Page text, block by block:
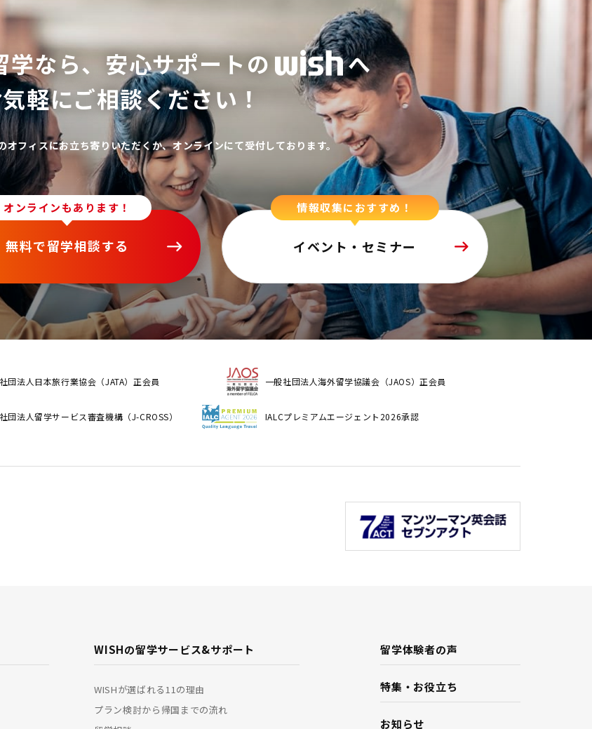
なら、 安心サポートの
へ
軽にご相談ください！
オフィスにお立ち寄りいただくか、オンラインにて受付しております。
オンラインもあります！
無料で留学相談する
情報収集におすすめ！
イベント・セミナー
団法人日本旅行業協会（JATA）正会員 一般社団法人海外留学協議会（JAOS）正会員
団法人留学サービス審査機構（J-CROSS） IALCプレミアムエージェント2026承認
WISHの留学サービス&サポート
WISHが選ばれる11の理由
プラン検討から帰国までの流れ
留学体験者の声
特集・お役立ち
お知らせ